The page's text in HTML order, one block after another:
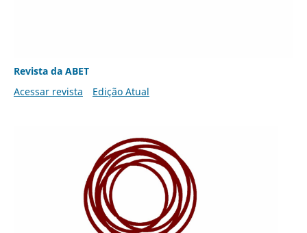
Revista da ABET
Acessar revista
Edição Atual